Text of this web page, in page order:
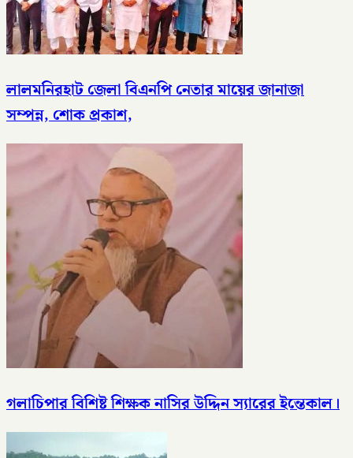
লালমনিরহাট জেলা বিএনপি নেতার মায়ের জানাজা
সম্পন্ন, শোক প্রকাশ,
গলাচিপার বিশিষ্ট শিক্ষক নাসির উদ্দিন স্যারের ইন্তেকাল।